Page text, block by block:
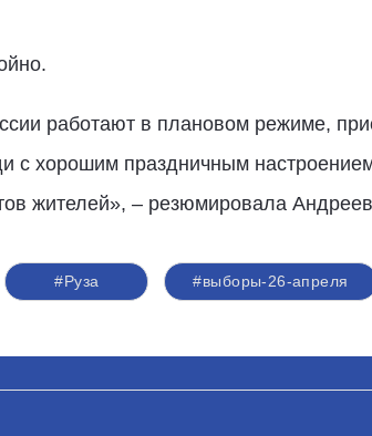
работают в плановом режиме,
с хорошим праздничным
жителей», – резюмировала
#Руза #выборы-26-апреля